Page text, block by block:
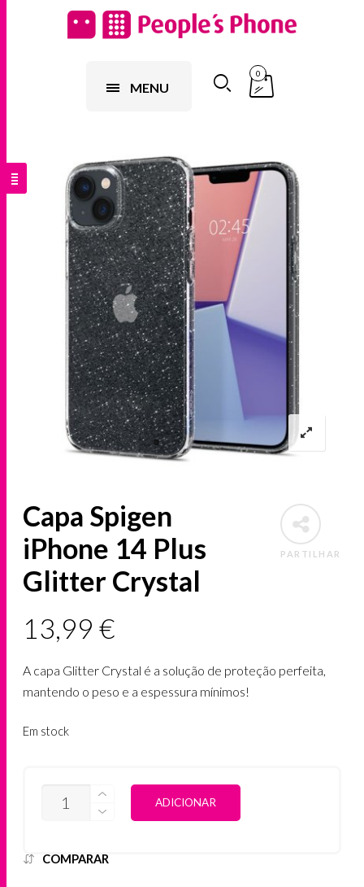
MENU
0
PARTILHAR
Capa Spigen
iPhone 14 Plus
Glitter Crystal
13,99€
A capa Glitter Crystal é a solução de proteção perfeita,
mantendo o peso e a espessura mínimos!
Em stock
QUANTIDADE
14
ADICIONAR
COMPARAR